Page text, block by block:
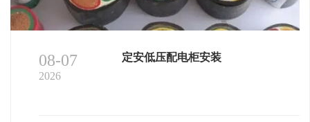
08-07
2026
定安低压配电柜安装